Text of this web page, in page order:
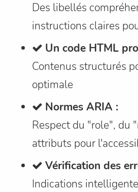
Des libellés
instructions claires
Un code HTML
Contenus structurés
optimale
Normes ARIA :
Respect du "role", du
attributs pour
Vérification des
Indications